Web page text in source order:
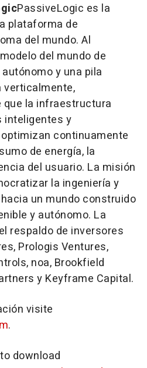
PassiveLogic es la
plataforma de
del mundo. Al
del mundo de
y una pila
verticalmente,
la infraestructura
inteligentes y
continuamente
de energía, la
del usuario. La misión
la ingeniería y
un mundo construido
y autónomo. La
respaldo de inversores
Prologis Ventures,
noa, Brookfield
y Keyframe Capital.
visite
.
download